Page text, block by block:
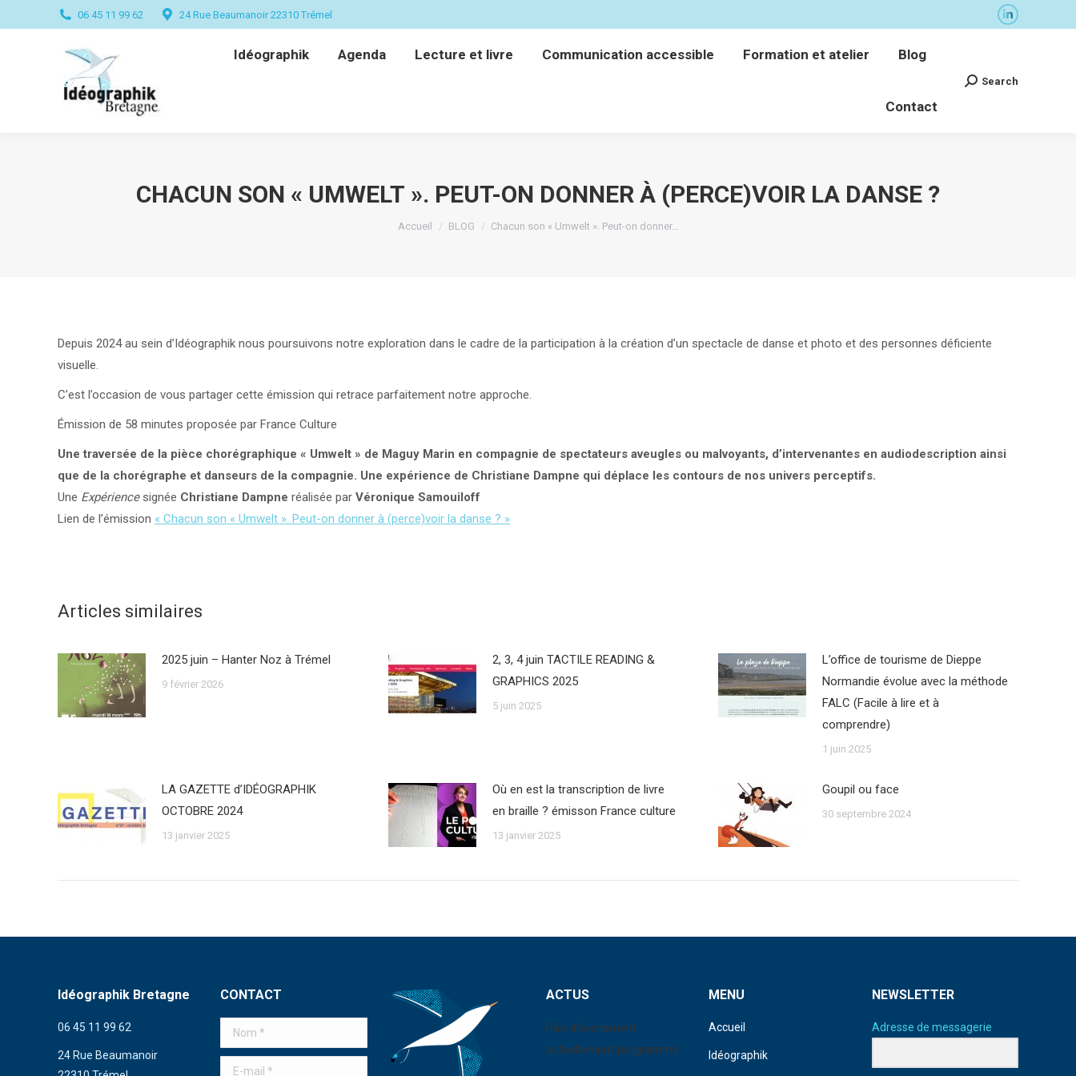
06 45 11 99 62 24 Rue Beaumanoir 22310 Trémel
La
s'ouvre
Idéographik Agenda Lecture et livre Communication accessible Formation et atelier Blog
Contact
Recherche
Search
CHACUN SON « UMWELT ». PEUT-ON DONNER À (PERCE)VOIR LA DANSE ?
Vous êtes ici :
Accueil BLOG Chacun son « Umwelt ». Peut-on donner…
Depuis 2024 au sein d’Idéographik nous poursuivons notre exploration dans le cadre de la participation à la création d’un spectacle de danse et photo et des personnes déficiente
visuelle.
C’est l’occasion de vous partager cette émission qui retrace parfaitement notre approche.
Émission de 58 minutes proposée par France Culture
Une traversée de la pièce chorégraphique « Umwelt » de Maguy Marin en compagnie de spectateurs aveugles ou malvoyants, d’intervenantes en audiodescription ainsi
que de la chorégraphe et danseurs de la compagnie. Une expérience de Christiane Dampne qui déplace les contours de nos univers perceptifs.
Une Expériencesignée Christiane Dampne réalisée par Véronique Samouiloff
Lien de l’émission « Chacun son « Umwelt ». Peut-on donner à (perce)voir la danse ? »
Articles similaires
2025 juin – Hanter Noz à Trémel
9 février 2026
2, 3, 4 juin TACTILE READING &
GRAPHICS 2025
5 juin 2025
L’office de tourisme de Dieppe
Normandie évolue avec la méthode
FALC (Facile à lire et à
comprendre)
1 juin 2025
LA GAZETTE d’IDÉOGRAPHIK
OCTOBRE 2024
13 janvier 2025
Où en est la transcription de livre
en braille ? émisson France culture
13 janvier 2025
Goupil ou face
30 septembre 2024
Idéographik Bretagne
06 45 11 99 62
24 Rue Beaumanoir
CONTACT
Nom *
E-mail *
ACTUS
Pas d'événement
actuellement programmé.
MENU
Accueil
Idéographik
NEWSLETTER
Adresse de messagerie
Idéographik Agenda Lecture et livre Communication accessible Formation et atelier Blog